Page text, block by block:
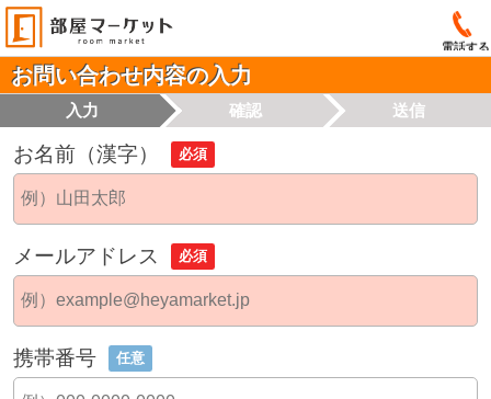
電話する
お問い合わせ内容の入力
入力 確認 送信
お名前（漢字） 必須
メールアドレス 必須
携帯番号 任意